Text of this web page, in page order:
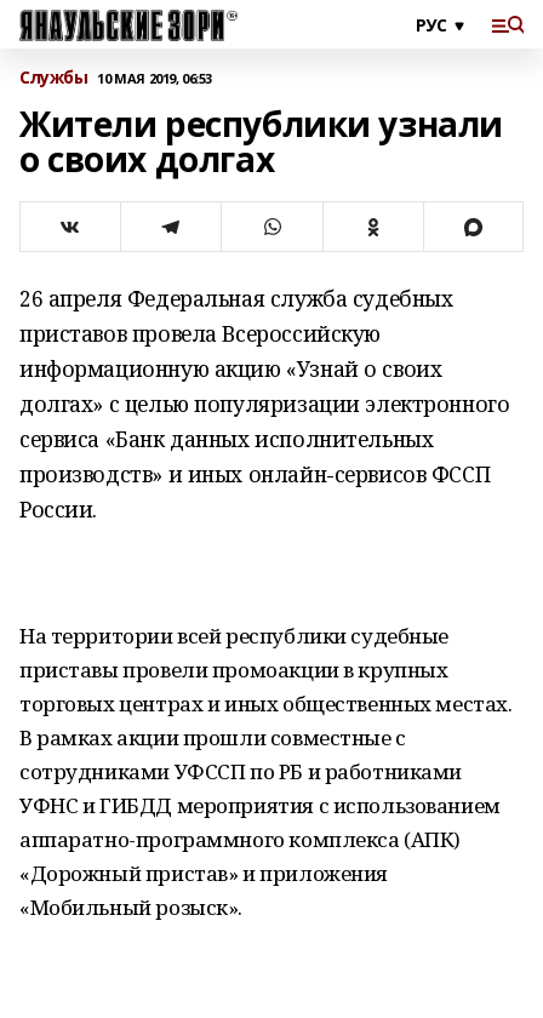
Службы 10 МАЯ 2019, 06:53
Жители республики узнали
о своих долгах
26 апреля Федеральная служба судебных
приставов провела Всероссийскую
информационную акцию «Узнай о своих
долгах» с целью популяризации электронного
сервиса «Банк данных исполнительных
производств» и иных онлайн-сервисов ФССП
России.
На территории всей республики судебные
приставы провели промоакции в крупных
торговых центрах и иных общественных местах.
В рамках акции прошли совместные с
сотрудниками УФССП по РБ и работниками
УФНС и ГИБДД мероприятия с использованием
аппаратно-программного комплекса (АПК)
«Дорожный пристав» и приложения
«Мобильный розыск».